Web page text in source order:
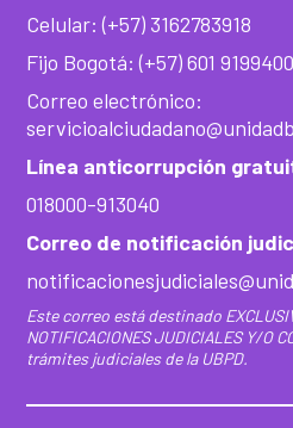
Celular: (+57) 3162783918
Fijo Bogotá: (+57) 601 9199400
Correo electrónico:
Línea anticorrupción
018000-913040
Correo de notificación
Este correo está destinado
NOTIFICACIONES JUDICIALES Y/O
trámites judiciales de la UBPD.